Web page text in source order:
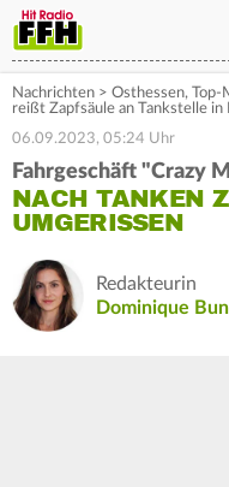
Nachrichten > Osthessen, Top-
reißt Zapfsäule an Tankstelle in
06.09.2023, 05:24 Uhr
Fahrgeschäft "Crazy
NACH TANKEN
UMGERISSEN
Redakteurin
Dominique